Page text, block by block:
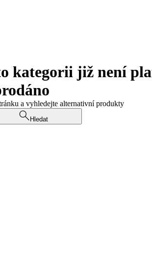
kategorii již není
a vyhledejte alternativní produkty
Hledat